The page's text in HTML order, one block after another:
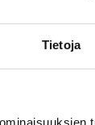
Tietoja